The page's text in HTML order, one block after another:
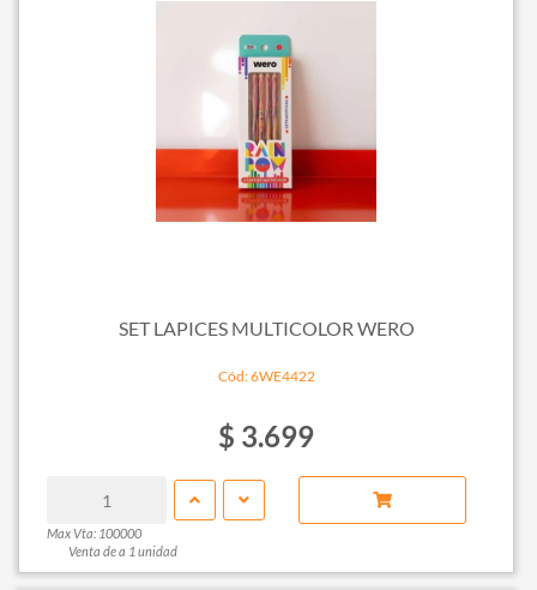
SET LAPICES MULTICOLOR WERO
Cód: 6WE4422
$ 3.699
Max Vta: 100000
Venta de a 1 unidad